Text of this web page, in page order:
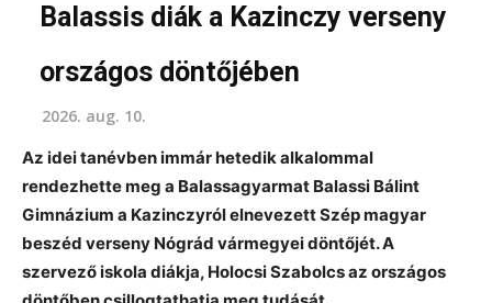
Balassis diák a Kazinczy verseny
országos döntőjében
2026. aug. 10.
Az idei tanévben immár hetedik alkalommal
rendezhette meg a Balassagyarmat Balassi Bálint
Gimnázium a Kazinczyról elnevezett Szép magyar
beszéd verseny Nógrád vármegyei döntőjét. A
szervező iskola diákja, Holocsi Szabolcs az országos